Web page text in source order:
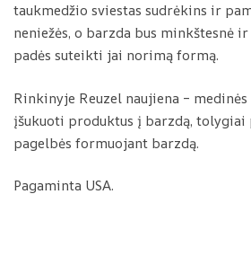
taukmedžio sviestas sudrėkins ir
neniežės, o barzda bus minkštesnė
padės suteikti jai norimą formą.
Rinkinyje Reuzel naujiena –
įšukuoti produktus į barzdą,
pagelbės formuojant barzdą.
Pagaminta USA.